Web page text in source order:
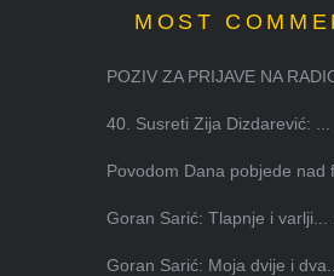
MOST
POZIV ZA PRIJAVE NA
40. Susreti Zija Dizdarević: ...
Povodom Dana pobjede nad
Goran Sarić: Tlapnje i varlji...
Goran Sarić: Moja dvije i dva...